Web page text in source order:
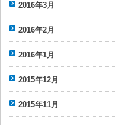
2016年3月
2016年2月
2016年1月
2015年12月
2015年11月